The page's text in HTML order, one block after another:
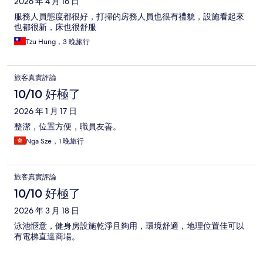
服務人員態度都很好，打掃的房務人員也很有禮貌，設施看起來
也都很新，床也很舒服
Tzu Hung，3 晚旅行
旅客真實評論
10/10 好極了
2026 年 1 月 17 日
整潔，位置方便，職員友善。
Nga Sze，1 晚旅行
旅客真實評論
10/10 好極了
2026 年 3 月 18 日
泳池愜意，健身房設施乾淨且夠用，環境舒適，地理位置佳可以
有電梯直達商場。